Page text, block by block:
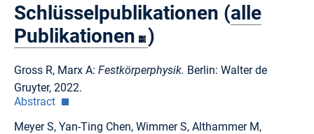
Schlüsselpublikationen (alle
Publikationen )
Gross R, Marx A: Festkörperphysik. Berlin: Walter de
Gruyter, 2022.
Abstract
Meyer S, Yan-Ting Chen, Wimmer S, Althammer M,